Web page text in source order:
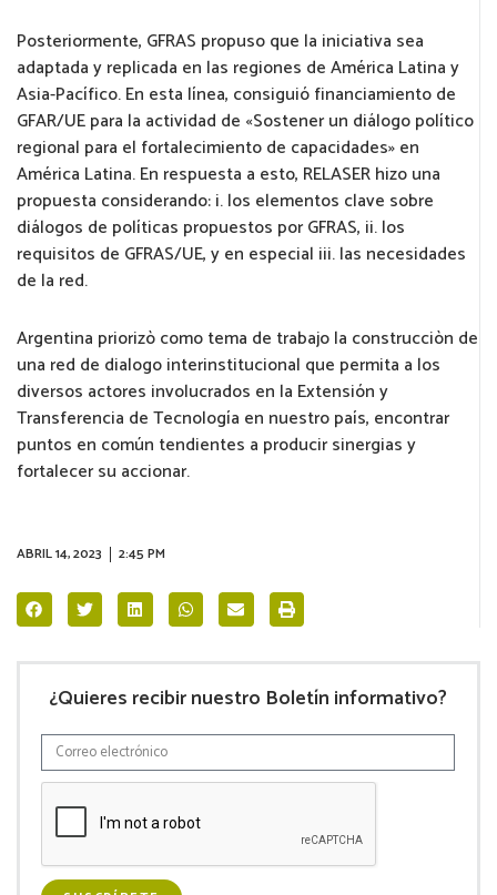
Posteriormente, GFRAS propuso que la iniciativa sea
adaptada y replicada en las regiones de América Latina y
Asia-Pacífico. En esta línea, consiguió financiamiento de
GFAR/UE para la actividad de «Sostener un diálogo político
regional para el fortalecimiento de capacidades» en
América Latina. En respuesta a esto, RELASER hizo una
propuesta considerando: i. los elementos clave sobre
diálogos de políticas propuestos por GFRAS, ii. los
requisitos de GFRAS/UE, y en especial iii. las necesidades
de la red.
Argentina priorizò como tema de trabajo la construcciòn de
una red de dialogo interinstitucional que permita a los
diversos actores involucrados en la Extensión y
Transferencia de Tecnología en nuestro país, encontrar
puntos en común tendientes a producir sinergias y
fortalecer su accionar.
ABRIL 14, 2023 2:45 PM
¿Quieres recibir nuestro Boletín informativo?